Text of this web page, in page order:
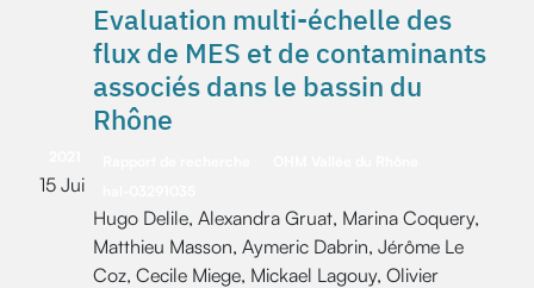
15 Jui
Evaluation multi-échelle des
flux de MES et de contaminants
associés dans le bassin du
Rhône
Hugo Delile, Alexandra Gruat, Marina Coquery,
Matthieu Masson, Aymeric Dabrin, Jérôme Le
Coz, Cecile Miege, Mickael Lagouy, Olivier